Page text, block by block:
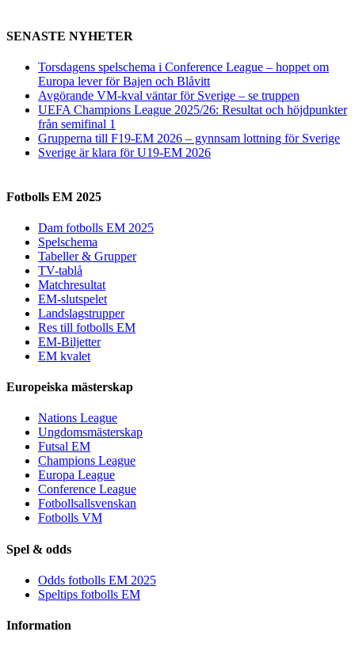
SENASTE NYHETER
Torsdagens spelschema i Conference League – hoppet om
Europa lever för Bajen och Blåvitt
Avgörande VM-kval väntar för Sverige – se truppen
UEFA Champions League 2025/26: Resultat och höjdpunkter
från semifinal 1
Grupperna till F19-EM 2026 – gynnsam lottning för Sverige
Sverige är klara för U19-EM 2026
Fotbolls EM 2025
Dam fotbolls EM 2025
Spelschema
Tabeller & Grupper
TV-tablå
Matchresultat
EM-slutspelet
Landslagstrupper
Res till fotbolls EM
EM-Biljetter
EM kvalet
Europeiska mästerskap
Nations League
Ungdomsmästerskap
Futsal EM
Champions League
Europa League
Conference League
Fotbollsallsvenskan
Fotbolls VM
Spel & odds
Odds fotbolls EM 2025
Speltips fotbolls EM
Information